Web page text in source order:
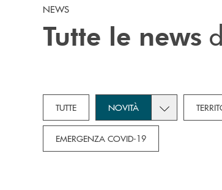
NEWS
Tutte le news
TUTTE NOVITÀ Toggle
EMERGENZA COVID-19